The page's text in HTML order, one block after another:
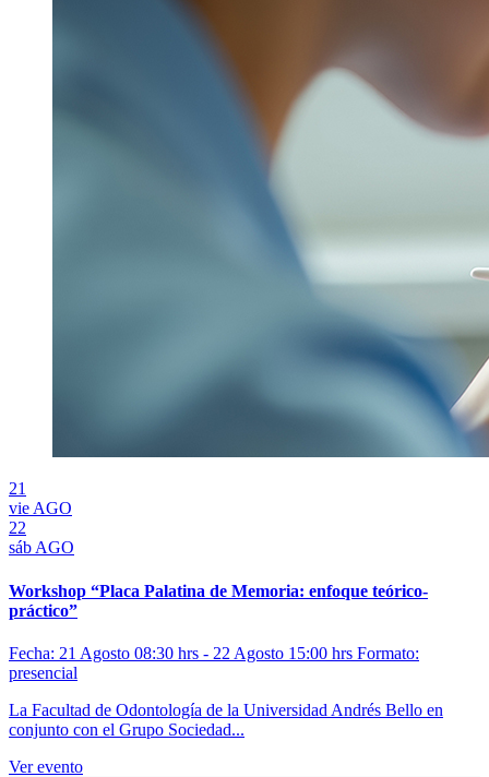
21
vie AGO
22
sáb AGO
Workshop “Placa Palatina de Memoria: enfoque teórico-
práctico”
Fecha: 21 Agosto 08:30 hrs - 22 Agosto 15:00 hrs Formato:
presencial
La Facultad de Odontología de la Universidad Andrés Bello en
conjunto con el Grupo Sociedad...
Ver evento